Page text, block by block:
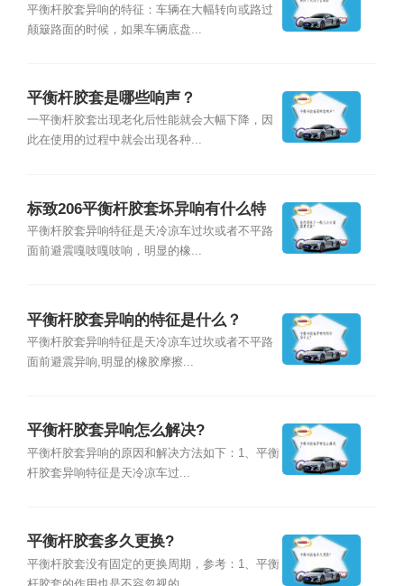
平衡杆胶套异响的特征：车辆在大幅转向或路过
颠簸路面的时候，如果车辆底盘...
平衡杆胶套是哪些响声？
一平衡杆胶套出现老化后性能就会大幅下降，因
此在使用的过程中就会出现各种...
标致206平衡杆胶套坏异响有什么特
征？
平衡杆胶套异响特征是天冷凉车过坎或者不平路
面前避震嘎吱嘎吱响，明显的橡...
平衡杆胶套异响的特征是什么？
平衡杆胶套异响特征是天冷凉车过坎或者不平路
面前避震异响,明显的橡胶摩擦...
平衡杆胶套异响怎么解决?
平衡杆胶套异响的原因和解决方法如下：1、平衡
杆胶套异响特征是天冷凉车过...
平衡杆胶套多久更换?
平衡杆胶套没有固定的更换周期，参考：1、平衡